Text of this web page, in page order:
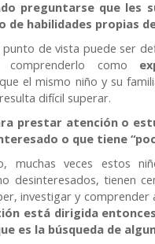
preguntarse que les
de habilidades propias
punto de vista puede ser
como
el mismo niño y su
difícil superar.
prestar atención o
o que tiene
muchas veces estos
desinteresados, tienen
investigar y
está dirigida
es la búsqueda de